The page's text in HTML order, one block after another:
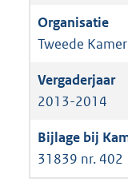
Tweede
2013-2014
31839 nr. 402